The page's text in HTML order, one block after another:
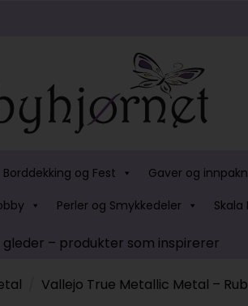
Borddekking og Fest Gaver og
Perler og Smykkedeler Skala
gleder – produkter som inspirerer
Vallejo True Metallic Metal –